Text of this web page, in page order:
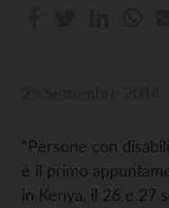
“Persone con
è il primo
in Kenya, il 26 e 27